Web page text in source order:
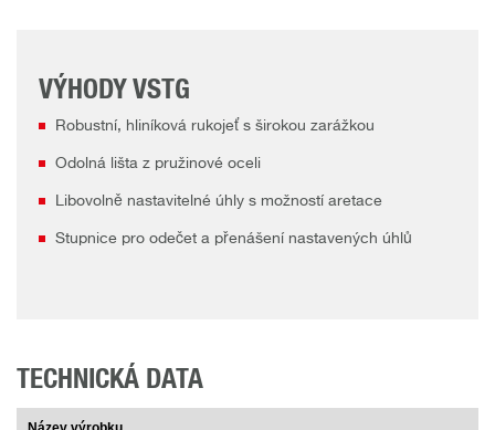
VÝHODY VSTG
Robustní, hliníková rukojeť s širokou zarážkou
Odolná lišta z pružinové oceli
Libovolně nastavitelné úhly s možností aretace
Stupnice pro odečet a přenášení nastavených úhlů
TECHNICKÁ DATA